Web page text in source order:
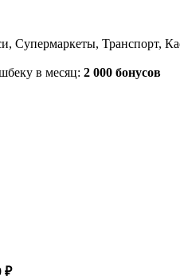
Супермаркеты, Транспорт,
в месяц: 2 000 бонусов
₽